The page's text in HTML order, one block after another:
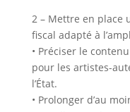
2 – Mettre en place
fiscal adapté à
• Préciser le
pour les artistes-
l’État.
• Prolonger d’au